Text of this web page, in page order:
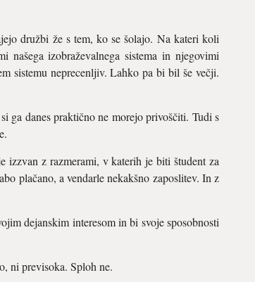
družbi že s tem, ko se šolajo. Na kateri koli
izobraževalnega sistema in njegovimi
sistemu neprecenljiv. Lahko pa bi bil še večji.
ga danes praktično ne morejo privoščiti. Tudi s
z razmerami, v katerih je biti študent za
plačano, a vendarle nekakšno zaposlitev. In z
dejanskim interesom in bi svoje sposobnosti
ni previsoka. Sploh ne.